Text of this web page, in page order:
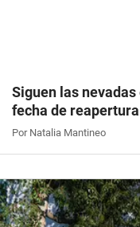
Siguen las
fecha de reapertura
Por Natalia Mantineo